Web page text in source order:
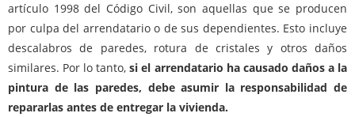
artículo 1998 del Código Civil, son aquellas que se producen
por culpa del arrendatario o de sus dependientes. Esto incluye
descalabros de paredes, rotura de cristales y otros daños
similares. Por lo tanto,si el arrendatario ha causado daños a la
pintura de las paredes, debe asumir la responsabilidad de
repararlas antes de entregar la vivienda.